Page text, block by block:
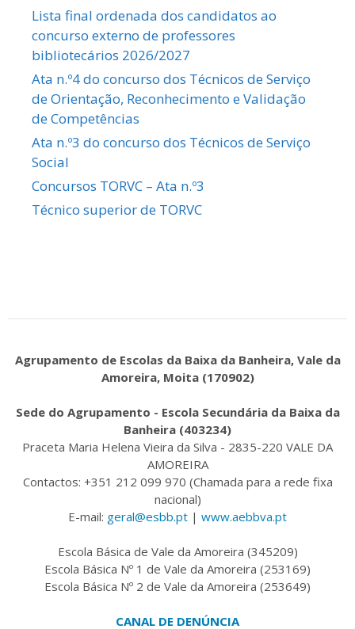
Lista final ordenada dos candidatos ao
concurso externo de professores
bibliotecários 2026/2027
Ata n.º4 do concurso dos Técnicos de Serviço
de Orientação, Reconhecimento e Validação
de Competências
Ata n.º3 do concurso dos Técnicos de Serviço
Social
Concursos TORVC – Ata n.º3
Técnico superior de TORVC
Agrupamento de Escolas da Baixa da Banheira, Vale da
Amoreira, Moita (170902)
Sede do Agrupamento - Escola Secundária da Baixa da
Banheira (403234)
Praceta Maria Helena Vieira da Silva - 2835-220 VALE DA
AMOREIRA
Contactos: +351 212 099 970 (Chamada para a rede fixa
nacional)
E-mail: geral@esbb.pt | www.aebbva.pt
Escola Básica de Vale da Amoreira (345209)
Escola Básica Nº 1 de Vale da Amoreira (253169)
Escola Básica Nº 2 de Vale da Amoreira (253649)
CANAL DE DENÚNCIA